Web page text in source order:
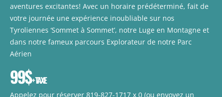
aventures excitantes! Avec un horaire prédéterminé, fait de
votre journée une expérience inoubliable sur nos
Tyroliennes ‘Sommet à Sommet’, notre Luge en Montagne et
dans notre fameux parcours Explorateur de notre Parc
Aérien
99$+ TAXE
Appelez pour réserver 819-827-1717 x 0 (ou envoyez un